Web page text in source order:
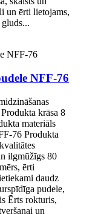
un ērti lietojams,
NFF-76
krāsa 8
materiāls
76 Produkta
ilgmūžīgs 80
ērti
daudz
pudele,
Ērts rokturis,
un